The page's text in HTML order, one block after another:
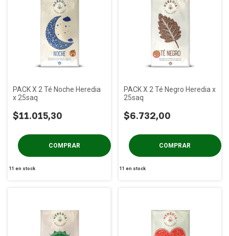
PACK X 2 Té Noche Heredia
x 25saq
$11.015,30
11 en stock
PACK X 2 Té Negro Heredia x
25saq
$6.732,00
11 en stock